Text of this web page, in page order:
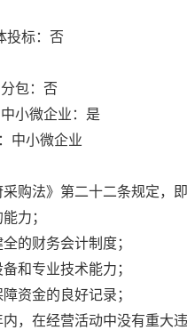
标： 否
包： 否
小微企业： 是
中小微企业
购法》第二十二条规定，
力；
的财务会计制度；
和专业技术能力；
资金的良好记录；
内，在经营活动中没有重大